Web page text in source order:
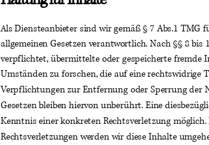
Als Diensteanbieter sind wir gemäß § 7 Abs.1 TMG
allgemeinen Gesetzen verantwortlich. Nach §§ 8
verpflichtet, übermittelte oder gespeicherte fremde
Umständen zu forschen, die auf eine rechtswidrige
Verpflichtungen zur Entfernung oder Sperrung der
Gesetzen bleiben hiervon unberührt. Eine
Kenntnis einer konkreten Rechtsverletzung
Rechtsverletzungen werden wir diese Inhalte